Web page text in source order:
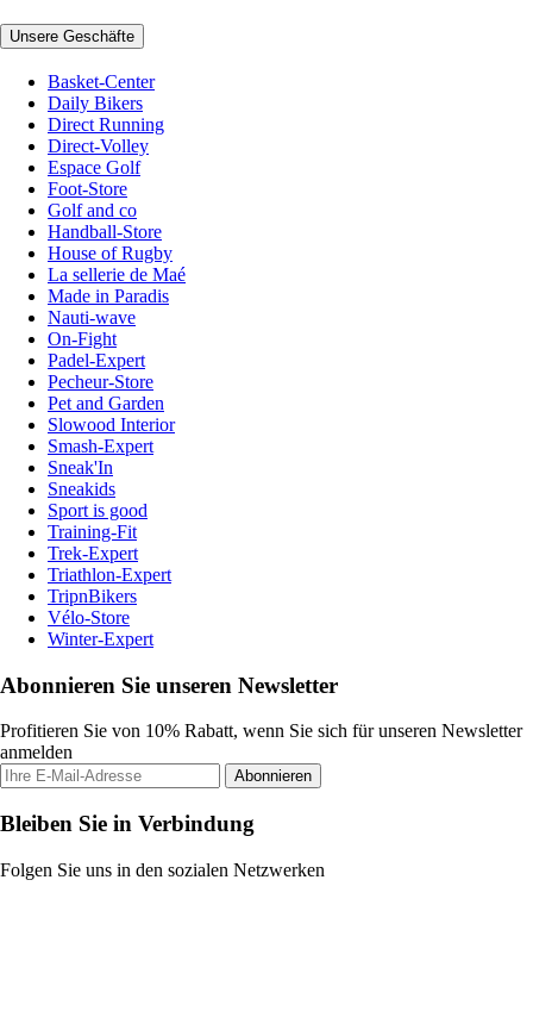
Unsere Geschäfte
Basket-Center
Daily Bikers
Direct Running
Direct-Volley
Espace Golf
Foot-Store
Golf and co
Handball-Store
House of Rugby
La sellerie de Maé
Made in Paradis
Nauti-wave
On-Fight
Padel-Expert
Pecheur-Store
Pet and Garden
Slowood Interior
Smash-Expert
Sneak'In
Sneakids
Sport is good
Training-Fit
Trek-Expert
Triathlon-Expert
TripnBikers
Vélo-Store
Winter-Expert
Abonnieren Sie unseren Newsletter
Profitieren Sie von 10% Rabatt, wenn Sie sich für unseren Newsletter
anmelden
Abonnieren
Bleiben Sie in Verbindung
Folgen Sie uns in den sozialen Netzwerken